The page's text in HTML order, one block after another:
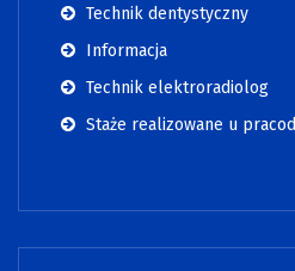
Technik dentystyczny
Informacja
Technik elektroradiolog
Staże realizowane u